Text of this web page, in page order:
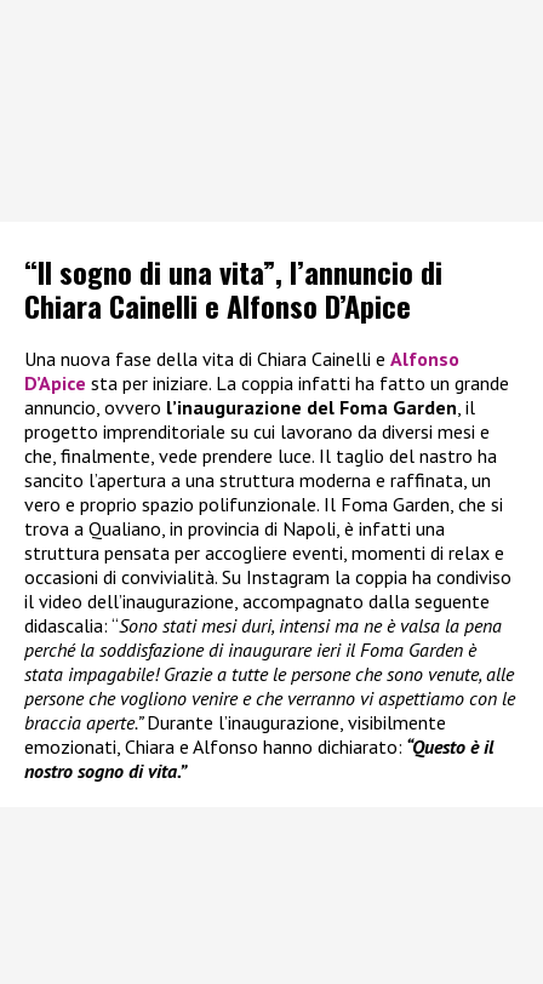
“Il sogno di una vita”, l’annuncio di
Chiara Cainelli e Alfonso D’Apice
Una nuova fase della vita di Chiara Cainelli e Alfonso
D’Apice sta per iniziare. La coppia infatti ha fatto un grande
annuncio, ovvero l’inaugurazione del Foma Garden , il
progetto imprenditoriale su cui lavorano da diversi mesi e
che, finalmente, vede prendere luce. Il taglio del nastro ha
sancito l’apertura a una struttura moderna e raffinata, un
vero e proprio spazio polifunzionale. Il Foma Garden, che si
trova a Qualiano, in provincia di Napoli, è infatti una
struttura pensata per accogliere eventi, momenti di relax e
occasioni di convivialità. Su Instagram la coppia ha condiviso
il video dell’inaugurazione, accompagnato dalla seguente
didascalia: “Sono stati mesi duri, intensi ma ne è valsa la pena
perché la soddisfazione di inaugurare ieri il Foma Garden è
stata impagabile! Grazie a tutte le persone che sono venute, alle
persone che vogliono venire e che verranno vi aspettiamo con le
braccia aperte.”Durante l’inaugurazione, visibilmente
emozionati, Chiara e Alfonso hanno dichiarato: “Questo è il
nostro sogno di vita.”